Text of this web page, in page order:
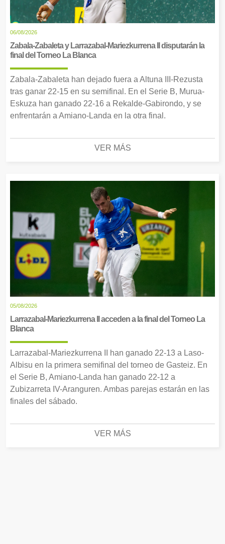
06/08/2026
Zabala-Zabaleta y Larrazabal-Mariezkurrena II disputarán la
final del Torneo La Blanca
Zabala-Zabaleta han dejado fuera a Altuna III-Rezusta
tras ganar 22-15 en su semifinal. En el Serie B, Murua-
Eskuza han ganado 22-16 a Rekalde-Gabirondo, y se
enfrentarán a Amiano-Landa en la otra final.
VER MÁS
05/08/2026
Larrazabal-Mariezkurrena II acceden a la final del Torneo La
Blanca
Larrazabal-Mariezkurrena II han ganado 22-13 a Laso-
Albisu en la primera semifinal del torneo de Gasteiz. En
el Serie B, Amiano-Landa han ganado 22-12 a
Zubizarreta IV-Aranguren. Ambas parejas estarán en las
finales del sábado.
VER MÁS